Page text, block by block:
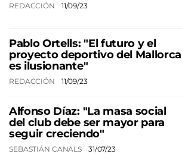
REDACCIÓN 11/09/23
Pablo Ortells: "El futuro y el
proyecto deportivo del Mallorca
es ilusionante"
REDACCIÓN 11/09/23
Alfonso Díaz: "La masa social
del club debe ser mayor para
seguir creciendo"
SEBASTIÁN CANALS 31/07/23